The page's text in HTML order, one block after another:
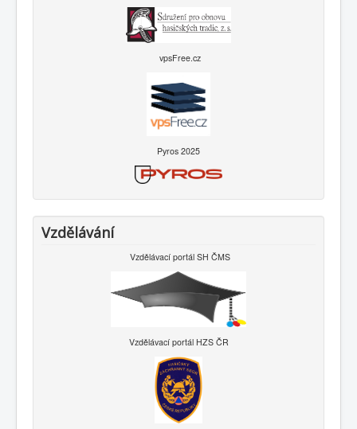
vpsFree.cz
Pyros 2025
Vzdělávání
Vzdělávací portál SH ČMS
Vzdělávací portál HZS ČR